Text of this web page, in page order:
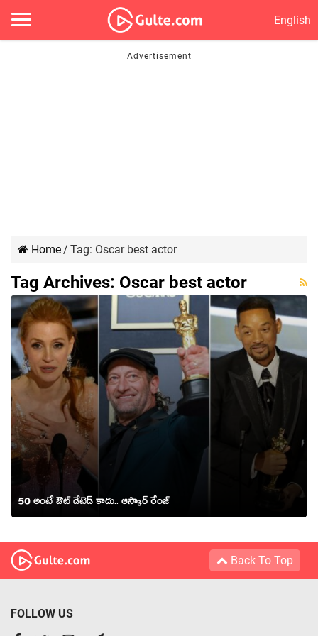
English
Home/ Tag: Oscar best actor
Tag Archives: Oscar best actor
50 అంటే ఔట్ డేటెడ్ కాదు.. ఆస్కార్ రేంజ్
Back To Top
FOLLOW US